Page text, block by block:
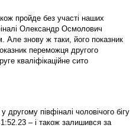
пройде без участі наших
Олександр Осмолович
Але знову ж таки, його показник
переможця другого
кваліфікаційне сито
другому півфіналі чоловічого бігу
– і також залишився за